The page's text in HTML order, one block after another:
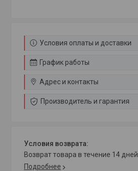
Условия оплаты и доставки
График работы
Адрес и контакты
Производитель и гарантия
возврат товара в течение 14 дней
Подробнее